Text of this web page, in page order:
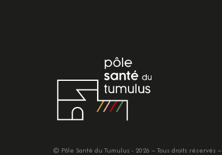
© Pôle Santé du Tumulus - 2026 – Tous droits réservés –